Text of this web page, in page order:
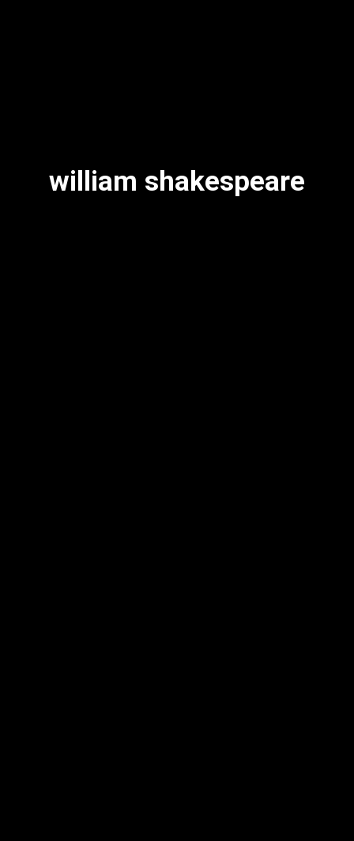
william shakespeare